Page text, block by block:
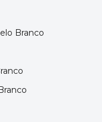
Branco